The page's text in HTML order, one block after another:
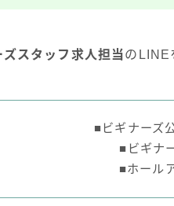
ズスタッフ求人担当のLINE
■ビギナーズ
■ビギナ
■ホール